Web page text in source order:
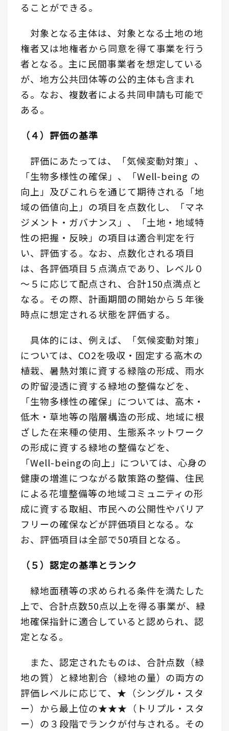
ることができる。
対象となる主体は、対象となる土地の地
権者又は地権者から同意を得て事業を行う
者となる。主に民間事業者を想定している
が、地方公共団体等の公的主体も含まれ
る。なお、複数者による共同申請も可能で
ある。
（４）評価の基準
評価にあたっては、「気候変動対策」、
「生物多様性の確保」、「Well-being の
向上」及びこれらを通じて期待される「地
域の価値向上」の項目を点数化し、「マネ
ジメント・ガバナンス」、「土地・地域特
性の把握・反映」の項目は適合判定を行
い、評価する。なお、点数化される項目
は、各評価項目５点満点であり、レベル０
～５に応じて配点され、合計150点満点と
なる。その際、計画期間の開始から５年後
時点に想定される状態を評価する。
具体的には、例えば、「気候変動対策」
については、CO2を吸収・固定する高木の
植栽、暑熱対策に資する緑陰の形成、雨水
の貯留浸透に資する緑地の整備などを、
「生物多様性の確保」については、高木・
低木・草地等の階層構造の形成、地域に根
ざした在来種の使用、生態系ネットワーク
の形成に資する緑地の整備などを、
「Well-beingの向上」については、心身の
健康の増進につながる散策路の整備、住民
による花壇整備等の地域コミュニティの形
成に資する取組、市民への公開性やバリア
フリーの確保などが評価項目となる。な
お、評価項目は全部で50項目となる。
（５）認定の基準とランク
緑地面積等の求められる条件を満たした
上で、合計点数50点以上を得る事業が、緑
地確保指針に適合していると認められ、認
定となる。
また、認定されたものは、合計点数（緑
地の質）と緑地割合（緑地の量）の両方の
評価レベルに応じて、★（シングル・スタ
ー）から最上位の★★★（トリプル・スタ
ー）の３段階でランクが付与される。その